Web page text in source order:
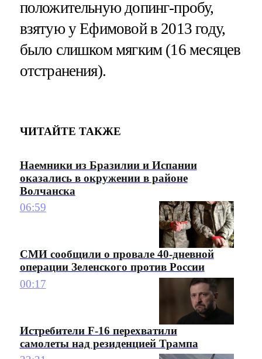
положительную допинг-пробу,
взятую у Ефимовой в 2013 году,
было слишком мягким (16 месяцев
отстранения).
ЧИТАЙТЕ ТАКЖЕ
Наемники из Бразилии и Испании
оказались в окружении в районе
Волчанска
06:59
СМИ сообщили о провале 40-дневной
операции Зеленского против России
00:17
Истребители F-16 перехватили
самолеты над резиденцией Трампа